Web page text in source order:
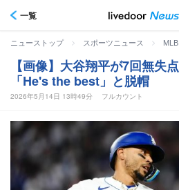
一覧
ニューストップ > スポーツニュース >
【画像】大谷翔平が7回無失
「He's the best」と脱帽
2026年5月14日 13時49分 フルカウント